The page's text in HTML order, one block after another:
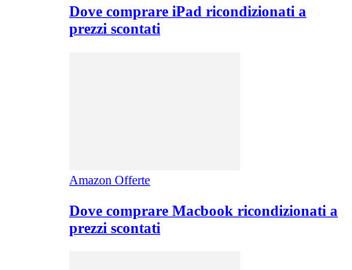
Dove comprare iPad ricondizionati a
prezzi scontati
Amazon Offerte
Dove comprare Macbook ricondizionati a
prezzi scontati